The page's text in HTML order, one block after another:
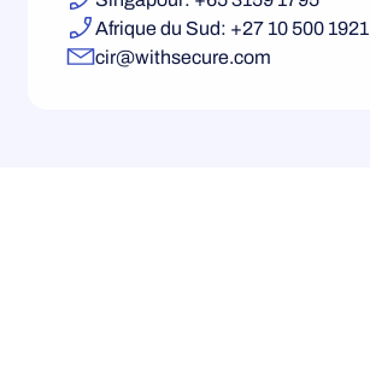
Afrique du Sud: +27 10 500 1921
cir@withsecure.com